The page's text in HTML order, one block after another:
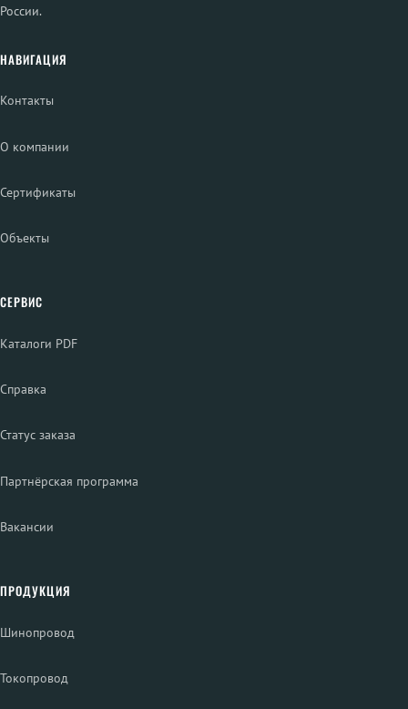
России.
НАВИГАЦИЯ
Контакты
О компании
Сертификаты
Объекты
СЕРВИС
Каталоги PDF
Справка
Статус заказа
Партнёрская программа
Вакансии
ПРОДУКЦИЯ
Шинопровод
Токопровод